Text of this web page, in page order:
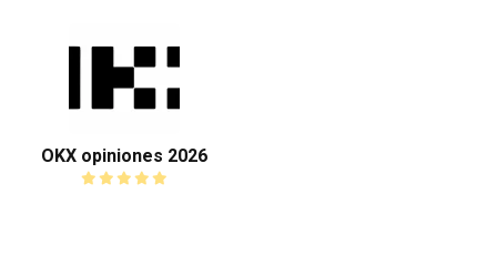
OKX opiniones 2026